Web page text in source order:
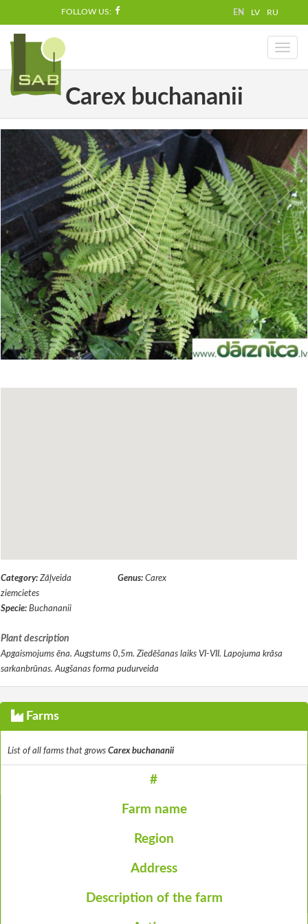
FOLLOW US: EN LV RU
Toggle
Carex buchananii
Category: Zāļveida
ziemcietes
Genus: Carex
Specie: Buchananii
Plant description
Apgaismojums ēna. Augstums 0,5m. Ziedēšanas laiks VI-VII. Lapojuma krāsa
sarkanbrūnas. Augšanas forma pudurveida
Farms
List of all farms that grows Carex buchananii
#
Farm name
Region
Address
Description of the farm